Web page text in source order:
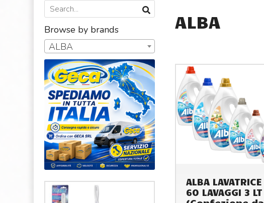
ALBA
ALBA LAVATRICE
60 LAVAGGI 3 LT
Browse by brands
ALBA